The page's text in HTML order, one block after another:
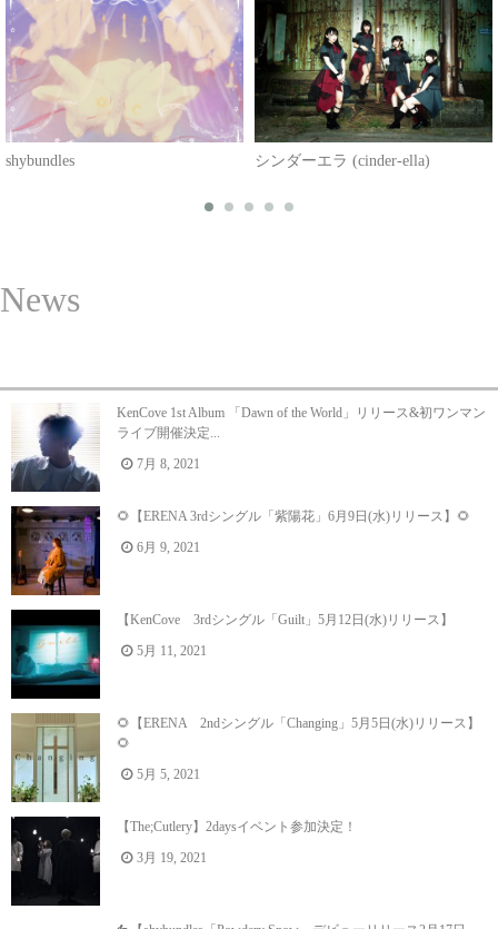
shybundles シンダーエラ (cinder-ella)
News
KenCove 1st Album 「Dawn of the World」リリース&初ワンマン
ライブ開催決定...
7月 8, 2021
🌻【ERENA 3rdシングル「紫陽花」6月9日(水)リリース】🌻
6月 9, 2021
【KenCove 3rdシングル「Guilt」5月12日(水)リリース】
5月 11, 2021
🌻【ERENA 2ndシングル「Changing」5月5日(水)リリース】
🌻
5月 5, 2021
【The;Cutlery】2daysイベント参加決定！
3月 19, 2021